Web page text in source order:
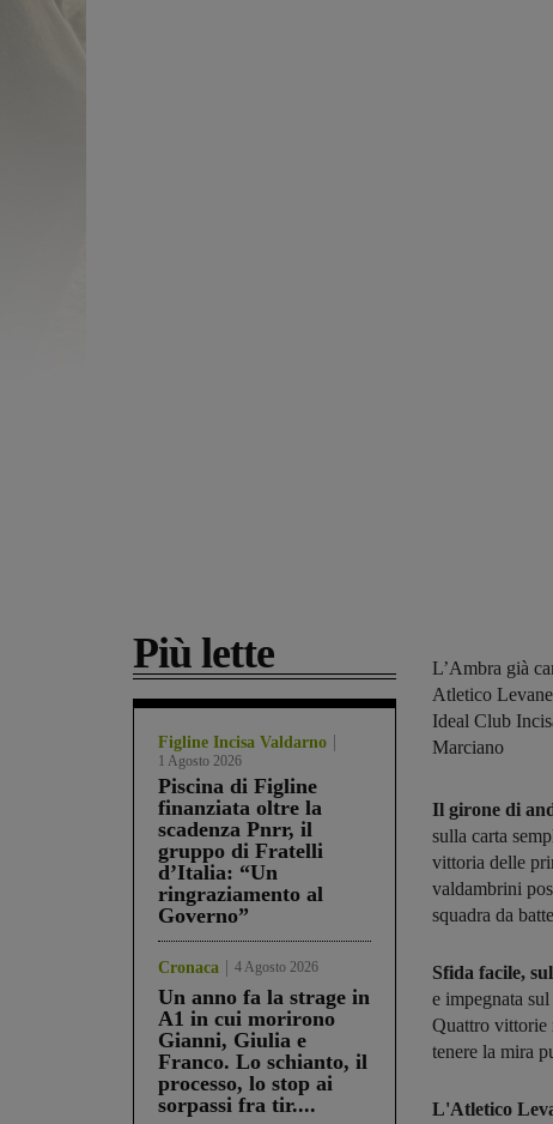
Più lette
Figline Incisa Valdarno
1 Agosto 2026
Piscina di Figline
finanziata oltre la
scadenza Pnrr, il
gruppo di Fratelli
d’Italia: “Un
ringraziamento al
Governo”
Cronaca 4 Agosto 2026
Un anno fa la strage in
A1 in cui morirono
Gianni, Giulia e
Franco. Lo schianto, il
processo, lo stop ai
sorpassi fra tir....
L’Ambra già
Atletico
Ideal Club
Marciano
Il girone di
sulla carta
vittoria delle
valdambrini
squadra da
Sfida facile,
e impegnata
Quattro vittorie
tenere la mira
L'Atletico